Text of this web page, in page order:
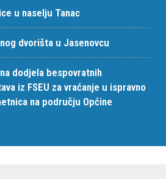
u naselju Tanac
dvorišta u Jasenovcu
dodjela bespovratnih
iz FSEU za vraćanje u ispravno
na području Općine